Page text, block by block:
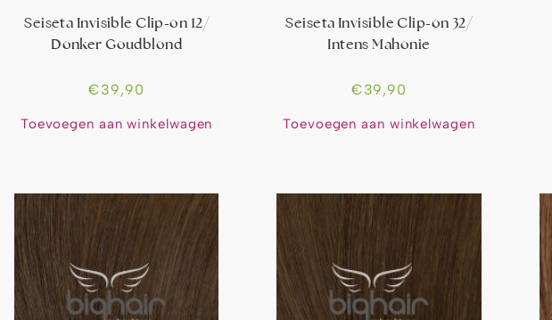
Seiseta Invisible Clip-on 12/
Donker Goudblond
€39,90
Toevoegen aan winkelwagen
Seiseta Invisible Clip-on 32/
Intens Mahonie
€39,90
Toevoegen aan winkelwagen